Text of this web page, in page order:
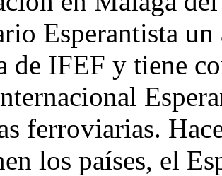
Esperantista
de IFEF y tiene
ferroviarias.
los países, el